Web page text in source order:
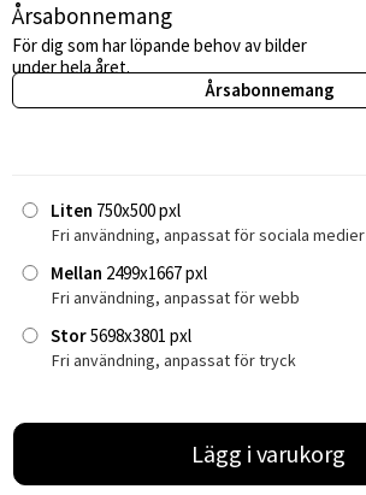
Årsabonnemang
För dig som har löpande behov av bilder
under hela året.
Årsabonnemang
Liten 750x500 pxl
Fri användning, anpassat för sociala medier
Mellan 2499x1667 pxl
Fri användning, anpassat för webb
Stor5698x3801 pxl
Fri användning, anpassat för tryck
Lägg i varukorg